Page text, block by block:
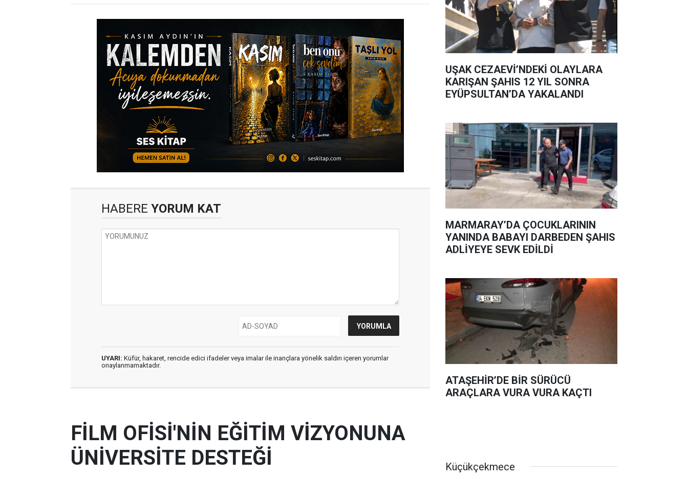
HABERE YORUM KAT
UYARI: Küfür, hakaret, rencide edici ifadeler veya imalar ile inançlara yönelik saldırı içeren yorumlar
onaylanmamaktadır.
UŞAK CEZAEVİ’NDEKİ OLAYLARA
KARIŞAN ŞAHIS 12 YIL SONRA
EYÜPSULTAN’DA YAKALANDI
MARMARAY’DA ÇOCUKLARININ
YANINDA BABAYI DARBEDEN ŞAHIS
ADLİYEYE SEVK EDİLDİ
ATAŞEHİR’DE BİR SÜRÜCÜ
ARAÇLARA VURA VURA KAÇTI
FİLM OFİSİ'NİN EĞİTİM VİZYONUNA
ÜNİVERSİTE DESTEĞİ
Küçükçekmece